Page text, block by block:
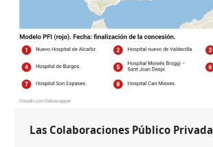
Las Colaboraciones Público